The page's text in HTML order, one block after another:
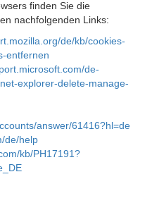
finden Sie die
nachfolgenden Links:
de/kb/cookies-
entfernen
de-
explorer-delete-manage-
answer/61416?hl=de
de/help
kb/PH17191?